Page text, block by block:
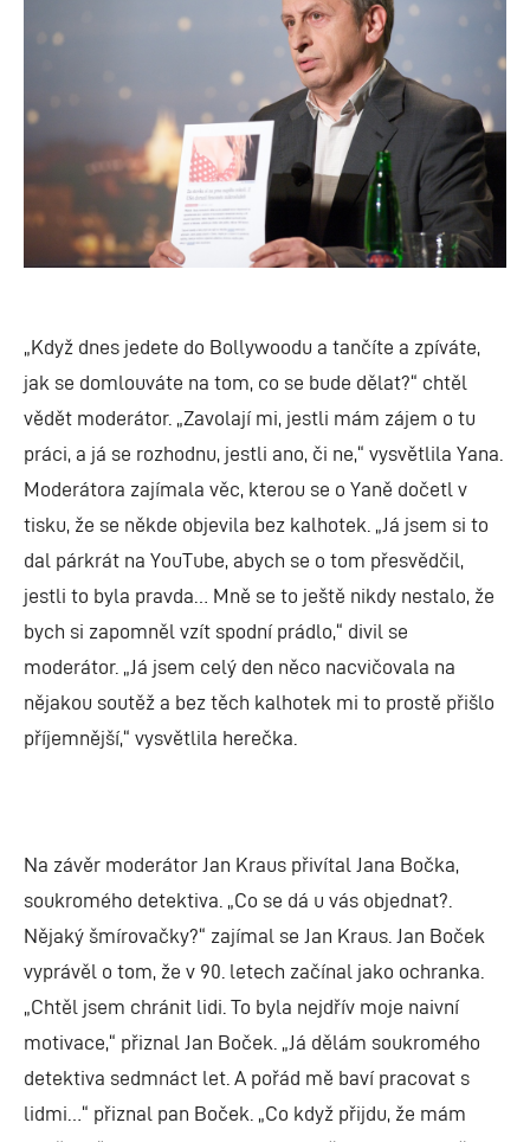
„Když dnes jedete do Bollywoodu a tančíte a zpíváte,
jak se domlouváte na tom, co se bude dělat?“ chtěl
vědět moderátor. „Zavolají mi, jestli mám zájem o tu
práci, a já se rozhodnu, jestli ano, či ne,“ vysvětlila Yana.
Moderátora zajímala věc, kterou se o Yaně dočetl v
tisku, že se někde objevila bez kalhotek. „Já jsem si to
dal párkrát na YouTube, abych se o tom přesvědčil,
jestli to byla pravda… Mně se to ještě nikdy nestalo, že
bych si zapomněl vzít spodní prádlo,“ divil se
moderátor. „Já jsem celý den něco nacvičovala na
nějakou soutěž a bez těch kalhotek mi to prostě přišlo
příjemnější,“ vysvětlila herečka.
Na závěr moderátor Jan Kraus přivítal Jana Bočka,
soukromého detektiva. „Co se dá u vás objednat?.
Nějaký šmírovačky?“ zajímal se Jan Kraus. Jan Boček
vyprávěl o tom, že v 90. letech začínal jako ochranka.
„Chtěl jsem chránit lidi. To byla nejdřív moje naivní
motivace,“ přiznal Jan Boček. „Já dělám soukromého
detektiva sedmnáct let. A pořád mě baví pracovat s
lidmi…“ přiznal pan Boček. „Co když přijdu, že mám